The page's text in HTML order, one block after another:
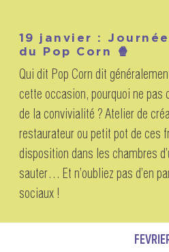
19 janvier :
du Pop Corn 🍿
Qui dit Pop Corn dit
cette occasion, pourquoi ne pas
de la convivialité ? Atelier de
restaurateur ou petit pot de ces
disposition dans les chambres
sauter… Et n’oubliez pas d’en
sociaux !